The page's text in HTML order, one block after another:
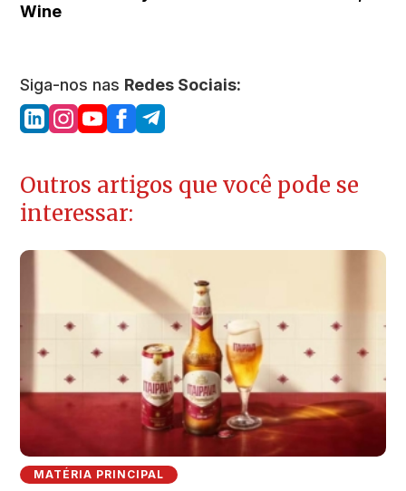
Wine
Siga-nos nas Redes Sociais:
Outros artigos que você pode se
interessar:
MATÉRIA PRINCIPAL